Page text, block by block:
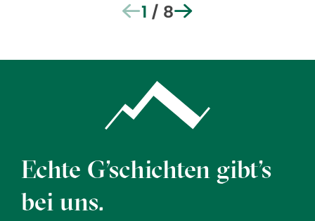
1 / 8
Echte G’schichten gibt’s
bei uns.